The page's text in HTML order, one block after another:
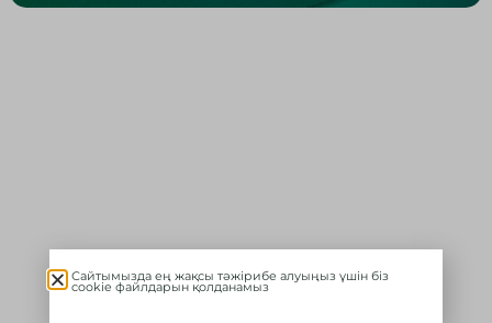
Сайтымызда ең жақсы тәжірибе алуыңыз үшін біз
cookie файлдарын қолданамыз